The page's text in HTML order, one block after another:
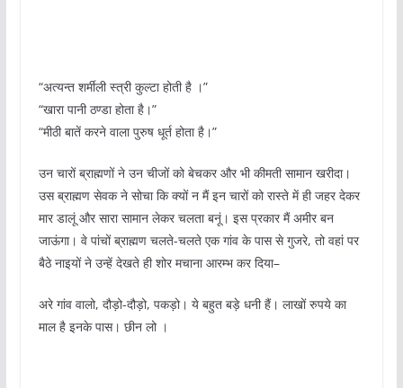
“अत्यन्त शर्मीली स्त्री कुल्टा होती है ।”
“खारा पानी ठण्डा होता है।”
“मीठी बातें करने वाला पुरुष धूर्त होता है।”
उन चारों ब्राह्मणों ने उन चीजों को बेचकर और भी कीमती सामान खरीदा।
उस ब्राह्मण सेवक ने सोचा कि क्यों न मैं इन चारों को रास्ते में ही जहर देकर
मार डालूं और सारा सामान लेकर चलता बनूं। इस प्रकार मैं अमीर बन
जाऊंगा। वे पांचों ब्राह्मण चलते-चलते एक गांव के पास से गुजरे, तो वहां पर
बैठे नाइयों ने उन्हें देखते ही शोर मचाना आरम्भ कर दिया–
अरे गांव वालो, दौड़ो-दौड़ो, पकड़ो। ये बहुत बड़े धनी हैं। लाखों रुपये का
माल है इनके पास। छीन लो ।